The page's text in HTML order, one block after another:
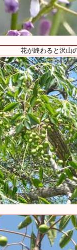
花が終わると沢山